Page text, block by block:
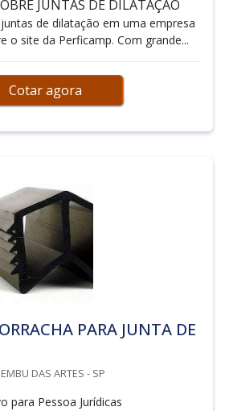
JUNTAS DE DILATAÇÃO
de dilatação em uma empresa
o site da Perficamp. Com grande...
Cotar agora
PARA JUNTA DE
DAS ARTES - SP
para Pessoa Jurídicas